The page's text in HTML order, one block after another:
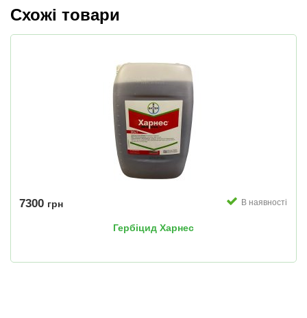
Схожі товари
7300 грн В наявності
Гербіцид Харнес